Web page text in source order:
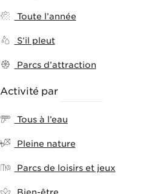
Toute l’année
S’il pleut
Parcs d’attraction
Activité par
Tous à l’eau
Pleine nature
Parcs de loisirs et jeux
Bien-être